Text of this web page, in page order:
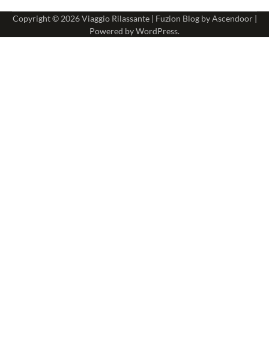
Copyright © 2026Viaggio Rilassante| Fuzion Blog byAscendoor|
Powered byWordPress.